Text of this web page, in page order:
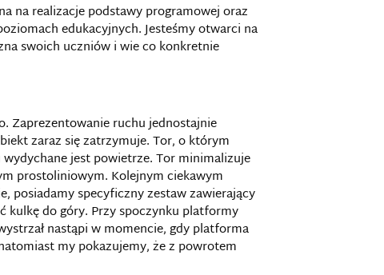
na realizacje podstawy programowej oraz
edukacyjnych. Jesteśmy otwarci na
swoich uczniów i wie co konkretnie
Zaprezentowanie ruchu jednostajnie
zaraz się zatrzymuje. Tor, o którym
jest powietrze. Tor minimalizuje
prostoliniowym. Kolejnym ciekawym
posiadamy specyficzny zestaw zawierający
kulkę do góry. Przy spoczynku platformy
nastąpi w momencie, gdy platforma
my pokazujemy, że z powrotem